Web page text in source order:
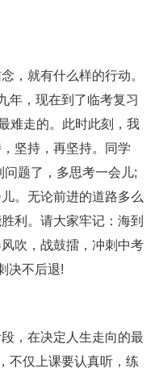
，就有什么样的行动。
年，现在到了临考复习
难走的。此时此刻，我
坚持，再坚持。同学
题了，多思考一会儿;
。无论前进的道路多么
利。请大家牢记：海到
吹，战鼓擂，冲刺中考
决不后退!
，在决定人生走向的最
不仅上课要认真听，练